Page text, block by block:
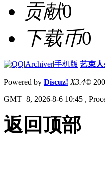
贡献0
下载币0
|Archiver|手机版|艺束人
Powered by Discuz! X3.4©
GMT+8, 2026-8-6 10:45 ,
返回顶部